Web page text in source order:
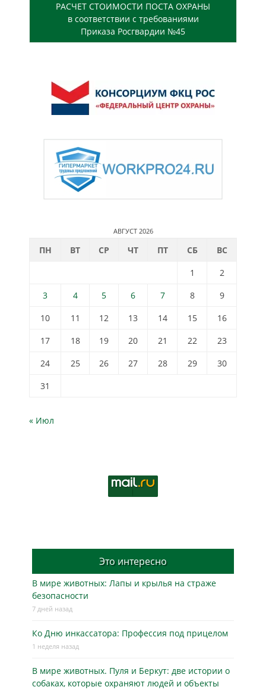
РАСЧЕТ СТОИМОСТИ ПОСТА ОХРАНЫ
в соответствии с требованиями
Приказа Росгвардии №45
АВГУСТ 2026
ПН ВТ СР ЧТ ПТ СБ
ВС
1
2
3
4 5 6 7 8
9
10
11 12 13 14 15
16
17
18 19 20 21 22
23
24
25 26 27 28 29
30
31
« Июл
Это интересно
В мире животных: Лапы и крылья на страже
безопасности
7 дней назад
Ко Дню инкассатора: Профессия под прицелом
1 неделя назад
В мире животных. Пуля и Беркут: две истории о
собаках, которые охраняют людей и объекты